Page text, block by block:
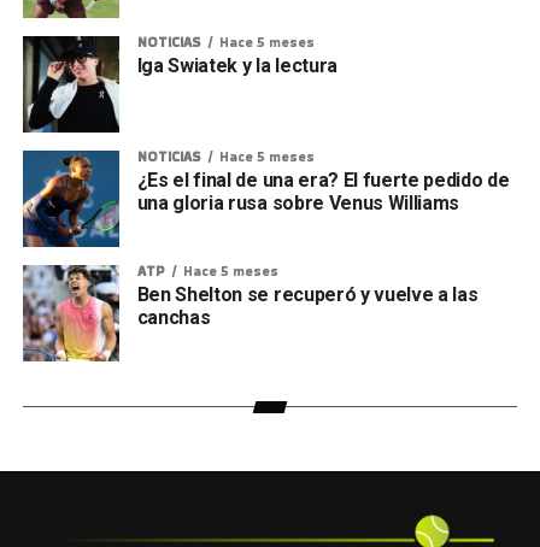
NOTICIAS Hace 5 meses
Iga Swiatek y la lectura
NOTICIAS Hace 5 meses
¿Es el final de una era? El fuerte pedido de
una gloria rusa sobre Venus Williams
ATP Hace 5 meses
Ben Shelton se recuperó y vuelve a las
canchas